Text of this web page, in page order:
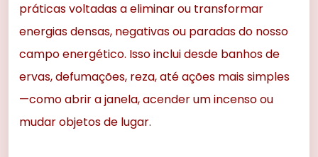
práticas voltadas a eliminar ou transformar
energias densas, negativas ou paradas do nosso
campo energético. Isso inclui desde banhos de
ervas, defumações, reza, até ações mais simples
—como abrir a janela, acender um incenso ou
mudar objetos de lugar.